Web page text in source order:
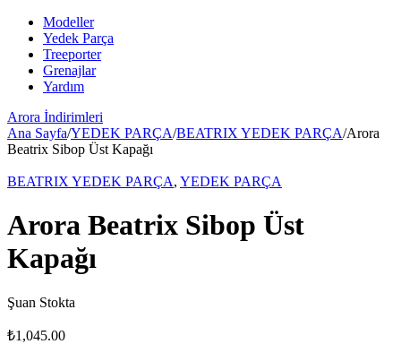
Modeller
Yedek Parça
Treeporter
Grenajlar
Yardım
Arora İndirimleri
Ana Sayfa/YEDEK PARÇA/BEATRIX YEDEK PARÇA/Arora
Beatrix Sibop Üst Kapağı
BEATRIX YEDEK PARÇA, YEDEK PARÇA
Arora Beatrix Sibop Üst
Kapağı
Şuan Stokta
₺1,045.00